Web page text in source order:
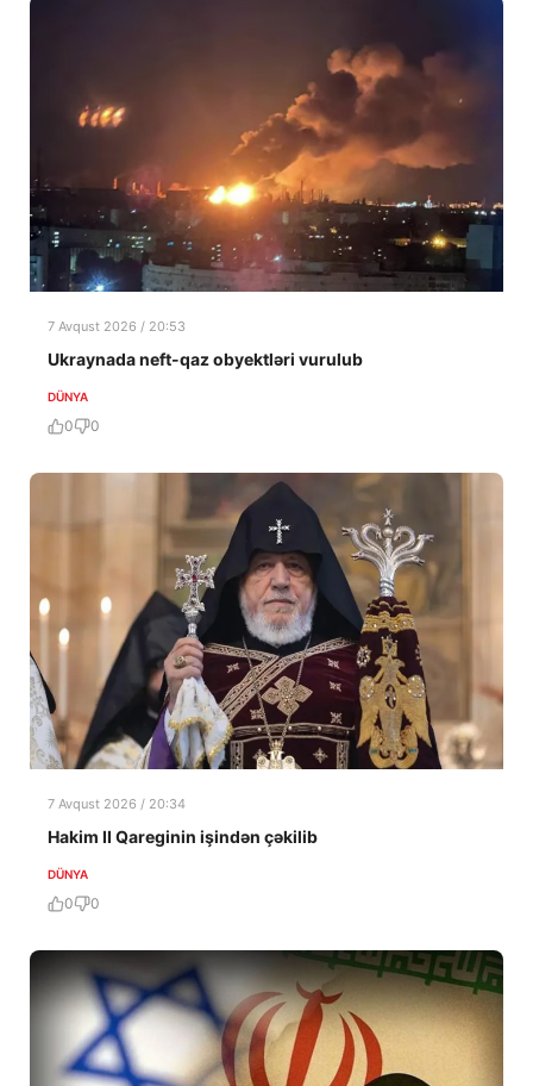
7 Avqust 2026 / 20:53
Ukraynada neft-qaz obyektləri vurulub
DÜNYA
0 0
7 Avqust 2026 / 20:34
Hakim II Qareginin işindən çəkilib
DÜNYA
0 0